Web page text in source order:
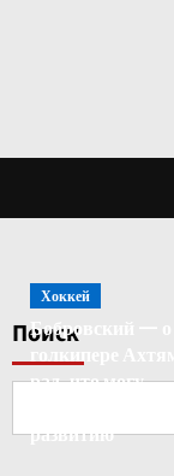
Поиск
Хоккей
Бобровский — о
рад, что могу
развитию